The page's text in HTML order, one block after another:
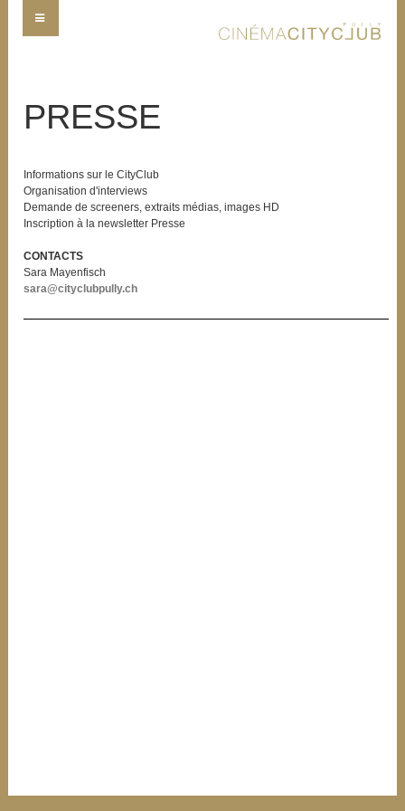
PRESSE
Informations sur le CityClub
Organisation d'interviews
Demande de screeners, extraits médias, images HD
Inscription à la newsletter Presse
CONTACTS
Sara Mayenfisch
sara@cityclubpully.ch